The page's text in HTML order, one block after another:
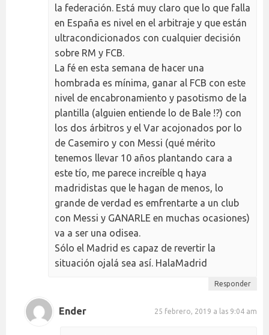
la federación. Está muy claro que lo que falla
en España es nivel en el arbitraje y que están
ultracondicionados con cualquier decisión
sobre RM y FCB.
La fé en esta semana de hacer una
hombrada es mínima, ganar al FCB con este
nivel de encabronamiento y pasotismo de la
plantilla (alguien entiende lo de Bale !?) con
los dos árbitros y el Var acojonados por lo
de Casemiro y con Messi (qué mérito
tenemos llevar 10 años plantando cara a
este tío, me parece increíble q haya
madridistas que le hagan de menos, lo
grande de verdad es emfrentarte a un club
con Messi y GANARLE en muchas ocasiones)
va a ser una odisea.
Sólo el Madrid es capaz de revertir la
situación ojalá sea así. HalaMadrid
Responder
Ender 25 febrero, 2019 a las 9:04 am